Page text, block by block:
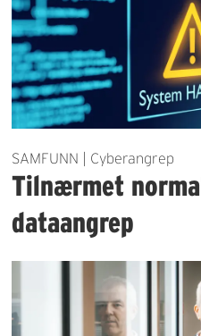
SAMFUNN | Cyberangrep
Tilnærmet
dataangrep